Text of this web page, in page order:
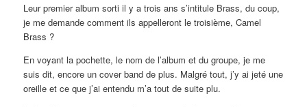
Leur premier album sorti il y a trois ans s’intitule Brass, du coup,
je me demande comment ils appelleront le troisième, Camel
Brass ?
En voyant la pochette, le nom de l’album et du groupe, je me
suis dit, encore un cover band de plus. Malgré tout, j’y ai jeté une
oreille et ce que j’ai entendu m’a tout de suite plu.